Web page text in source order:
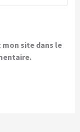
site dans le